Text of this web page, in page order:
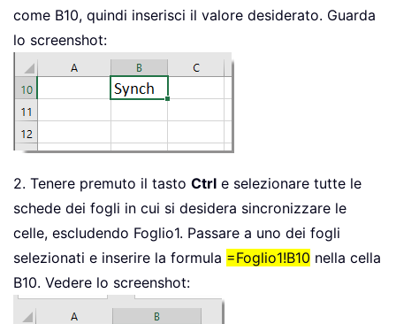
come B10, quindi inserisci il valore desiderato. Guarda
lo screenshot:
2. Tenere premuto il tasto Ctrl e selezionare tutte le
schede dei fogli in cui si desidera sincronizzare le
celle, escludendo Foglio1. Passare a uno dei fogli
selezionati e inserire la formula =Foglio1!B10 nella cella
B10. Vedere lo screenshot: